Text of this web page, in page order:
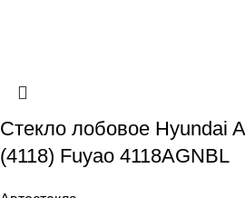
Стекло лобовое Hyundai
(4118) Fuyao 4118AGNBL